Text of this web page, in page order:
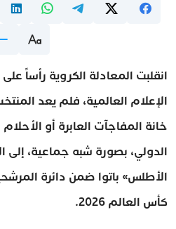
انقلبت المعادلة الكروية رأساً
الإعلام العالمية، فلم يعد
خانة المفاجآت العابرة أو
الدولي، بصورة شبه جماعية، إلى
الأطلس» باتوا ضمن دائرة
كأس العالم 2026.